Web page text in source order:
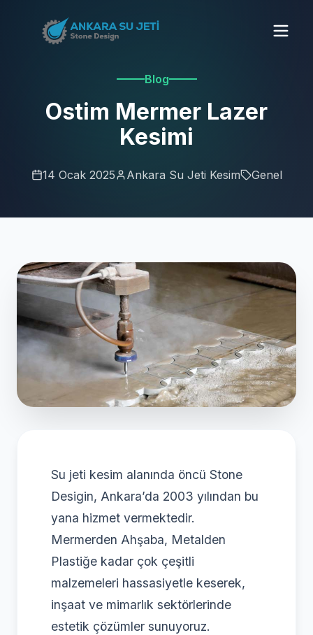
Blog
Ostim Mermer Lazer
Kesimi
14 Ocak 2025 Ankara Su Jeti Kesim Genel
Su jeti kesim alanında öncü Stone
Desigin, Ankara’da 2003 yılından bu
yana hizmet vermektedir.
Mermerden Ahşaba, Metalden
Plastiğe kadar çok çeşitli
malzemeleri hassasiyetle keserek,
inşaat ve mimarlık sektörlerinde
estetik çözümler sunuyoruz.